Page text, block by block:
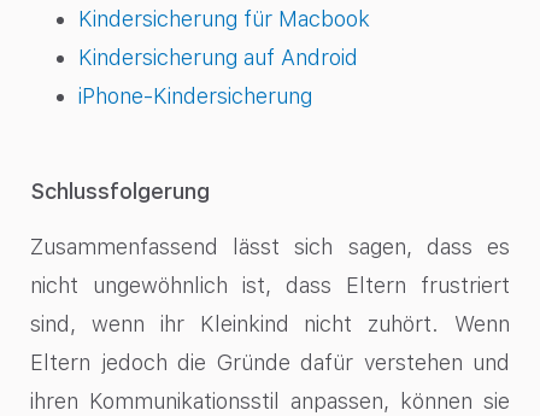
Kindersicherung für Macbook
Kindersicherung auf Android
iPhone-Kindersicherung
Schlussfolgerung
Zusammenfassend lässt sich sagen, dass es
nicht ungewöhnlich ist, dass Eltern frustriert
sind, wenn ihr Kleinkind nicht zuhört. Wenn
Eltern jedoch die Gründe dafür verstehen und
ihren Kommunikationsstil anpassen, können sie